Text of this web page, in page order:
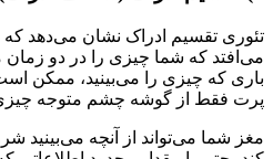
تئوری تقسیم ادراک نشان می‌دهد که
می‌افتد که شما چیزی را در دو زمان
باری که چیزی را می‌بینید، ممکن
پرت فقط از گوشه چشم متوجه
مغز شما می‌تواند از آنچه می‌بینید